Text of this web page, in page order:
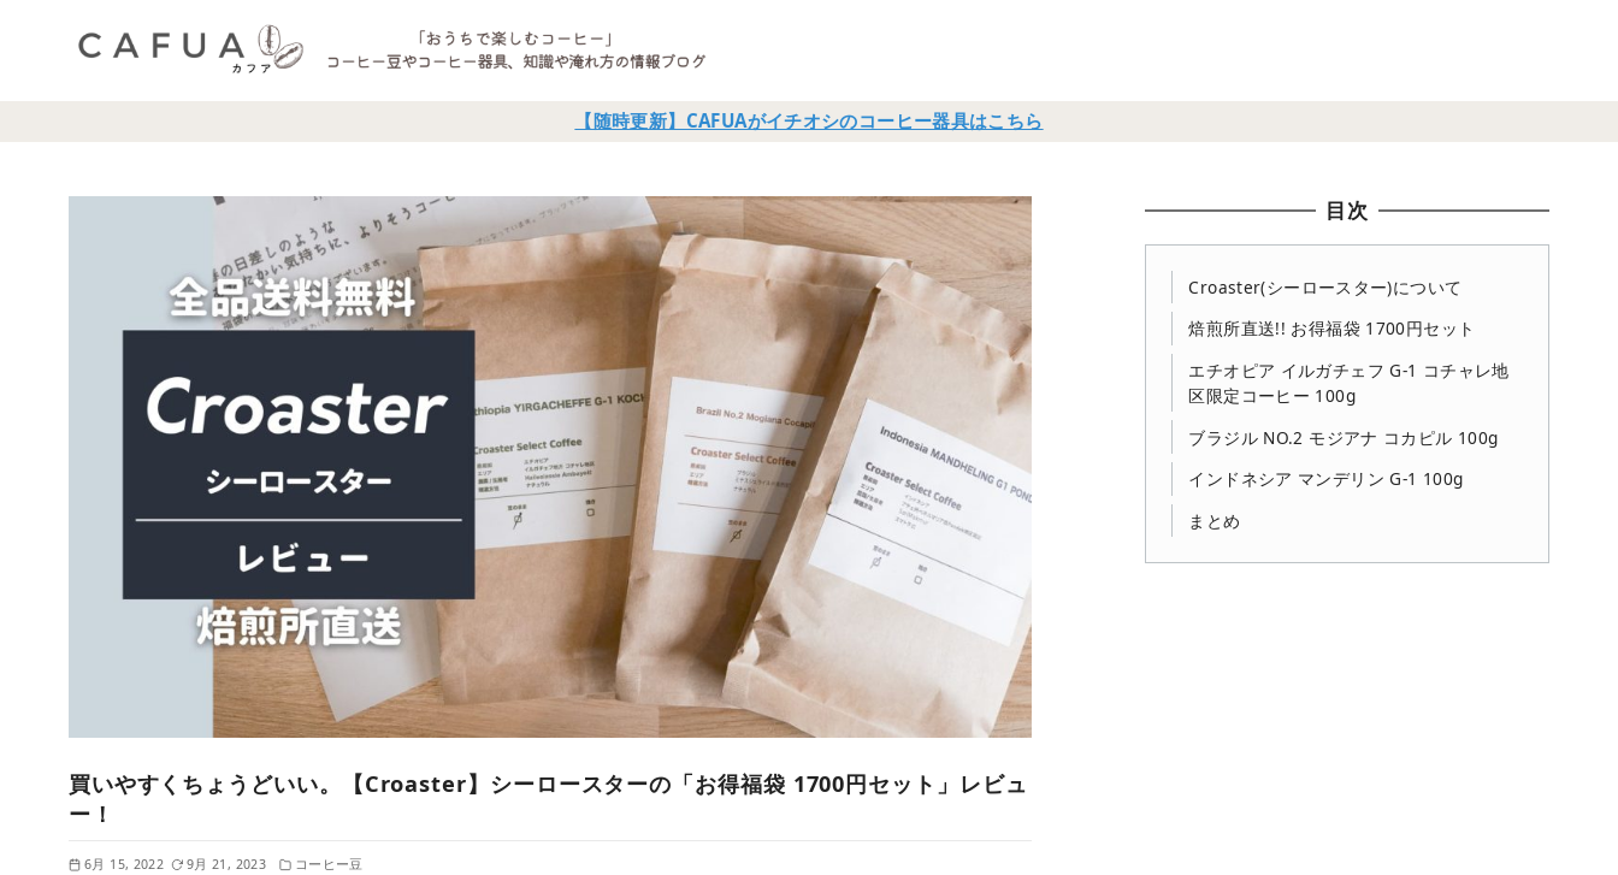
【随時更新】CAFUAがイチオシのコーヒー器具はこちら
買いやすくちょうどいい。【Croaster】シーロースターの「お得福袋 1700円セット」レビュ
ー！
6月 15, 2022 9月 21, 2023 コーヒー豆
目次
Croaster(シーロースター)について
焙煎所直送!! お得福袋 1700円セット
エチオピア イルガチェフ G-1 コチャレ地
区限定コーヒー 100g
ブラジル NO.2 モジアナ コカピル 100g
インドネシア マンデリン G-1 100g
まとめ